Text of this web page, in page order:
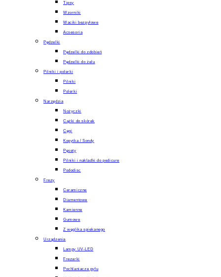
Tipsy
Wzorniki
Waciki bezpyłowe
Acsesoria
Pędzelki
Pędzelki do zdobień
Pędzelki do żelu
Pilniki i polerki
Pilniki
Polerki
Narzędzia
Nożyczki
Cążki do skórek
Cęgi
Kopytka / Sondy
Pęsety
Pilniki i nakladki do pedicure
Pododisc
Frezy
Ceramiczne
Diamentowe
Kamienne
Gumowe
Z węglika spiekanego
Urządzenia
Lampy UV-LED
Frezarki
Pochlaniacze pyłu